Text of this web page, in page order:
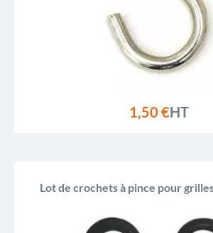
1,50 €HT
Lot de crochets à pince pour